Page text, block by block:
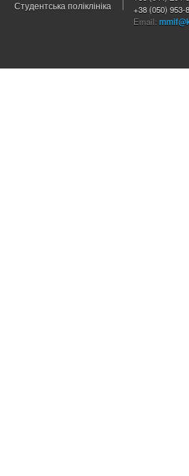
Студентська поліклініка
+38 (050) 953-
Email: